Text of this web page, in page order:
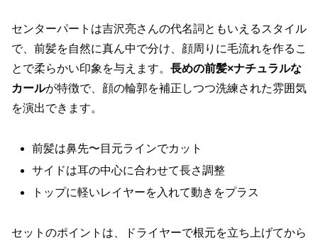
センターパートは吉沢亮さんの代名詞ともいえるスタイル
で、前髪を自然に真ん中で分け、顔周りに毛流れを作るこ
とで柔らかい印象を与えます。 長めの前髪×ナチュラルな
カールが特徴で、顔の輪郭を補正しつつ洗練された雰囲気
を演出できます。
前髪は鼻先〜目元ラインでカット
サイドは耳の中心に合わせて長さ調整
トップに軽いレイヤーを入れて動きをプラス
セットのポイントは、ドライヤーで根元を立ち上げてから